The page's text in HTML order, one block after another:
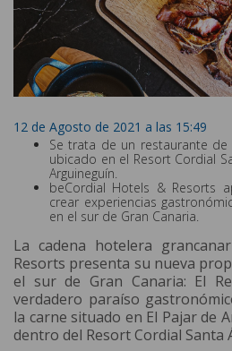
12 de Agosto de 2021 a las 15:49
Se trata de un restaurante
ubicado en el Resort Cordial
Arguineguín.
beCordial Hotels & Resorts
crear experiencias
en el sur de Gran Canaria.
La cadena hotelera
Resorts presenta su nueva
el sur de Gran Canaria: El
verdadero paraíso
la carne situado en El Pajar de
dentro del Resort Cordial Santa